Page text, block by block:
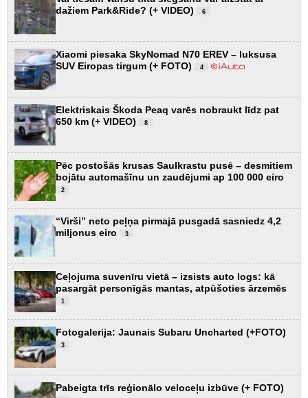
dažiem Park&Ride? (+ VIDEO)
6
Xiaomi piesaka SkyNomad N70 EREV – luksusa
SUV Eiropas tirgum (+ FOTO)
4
Elektriskais Škoda Peaq varēs nobraukt līdz pat
650 km (+ VIDEO)
8
Pēc postošās krusas Saulkrastu pusē – desmitiem
bojātu automašīnu un zaudējumi ap 100 000 eiro
2
“Virši” neto peļņa pirmajā pusgadā sasniedz 4,2
miljonus eiro
3
Ceļojuma suvenīru vietā – izsists auto logs: kā
pasargāt personīgās mantas, atpūšoties ārzemēs
1
Fotogalerija: Jaunais Subaru Uncharted (+FOTO)
3
Pabeigta trīs reģionālo veloceļu izbūve (+ FOTO)